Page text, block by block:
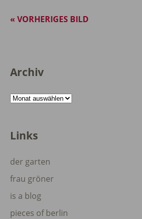
« VORHERIGES BILD
Archiv
Archiv
Links
der garten
frau gröner
is a blog
pieces of berlin